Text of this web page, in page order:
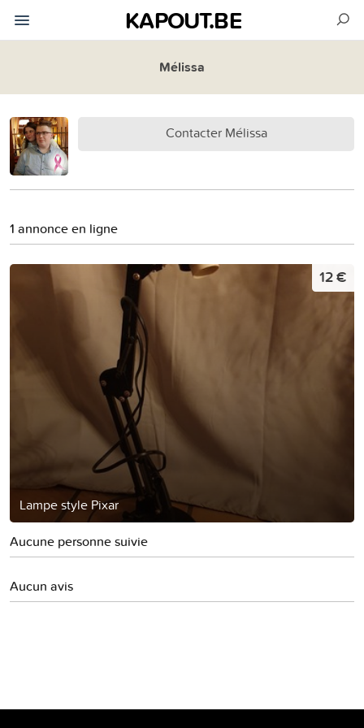
KAPOUT.BE
Mélissa
Contacter Mélissa
1 annonce en ligne
Lampe style Pixar
12 €
Aucune personne suivie
Aucun avis